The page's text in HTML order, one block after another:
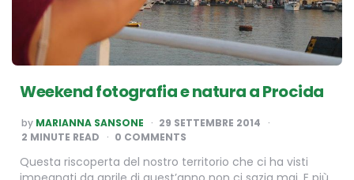
Weekend fotografia e natura a Procida
POSTED
BY
by MARIANNA SANSONE
29 SETTEMBRE 2014
2 MINUTE READ 0 COMMENTS
Questa riscoperta del nostro territorio che ci ha visti